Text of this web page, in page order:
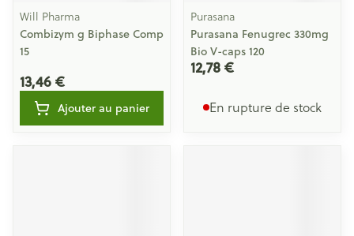
Will Pharma
Combizym g Biphase Comp
15
13,46 €
Ajouter au panier
Purasana
Purasana Fenugrec 330mg
Bio V-caps 120
12,78 €
En rupture de stock